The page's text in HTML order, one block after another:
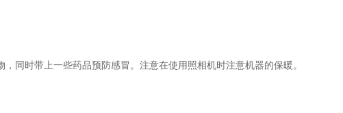
同时带上一些药品预防感冒。注意在使用照相机时注意机器的保暖。